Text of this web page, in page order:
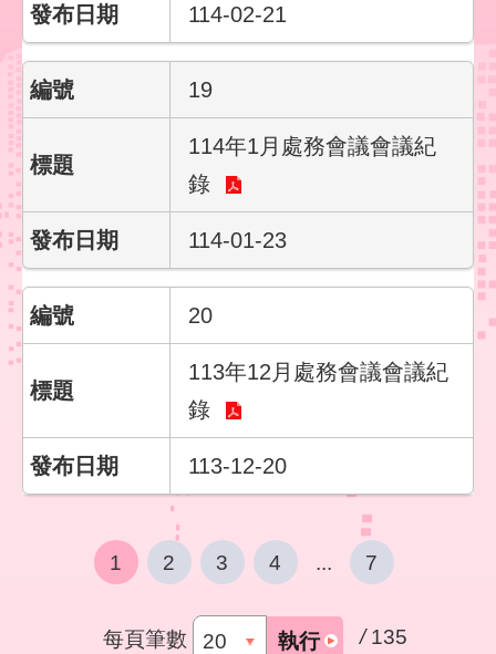
114-02-21
19
114年1月處務會議會議紀
錄
114-01-23
20
113年12月處務會議會議紀
錄
113-12-20
1 2 3 4 ... 7
每頁筆數 執行 / 135